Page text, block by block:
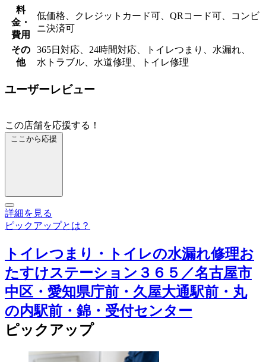
料
金・
費用
低価格、クレジットカード可、QRコード可、コンビ
ニ決済可
その
他
365日対応、24時間対応、トイレつまり、水漏れ、
水トラブル、水道修理、トイレ修理
ユーザーレビュー
この店舗を応援する！
ここから応援
詳細を見る
ピックアップとは？
トイレつまり・トイレの水漏れ修理お
たすけステーション３６５／名古屋市
中区・愛知県庁前・久屋大通駅前・丸
の内駅前・錦・受付センター
ピックアップ